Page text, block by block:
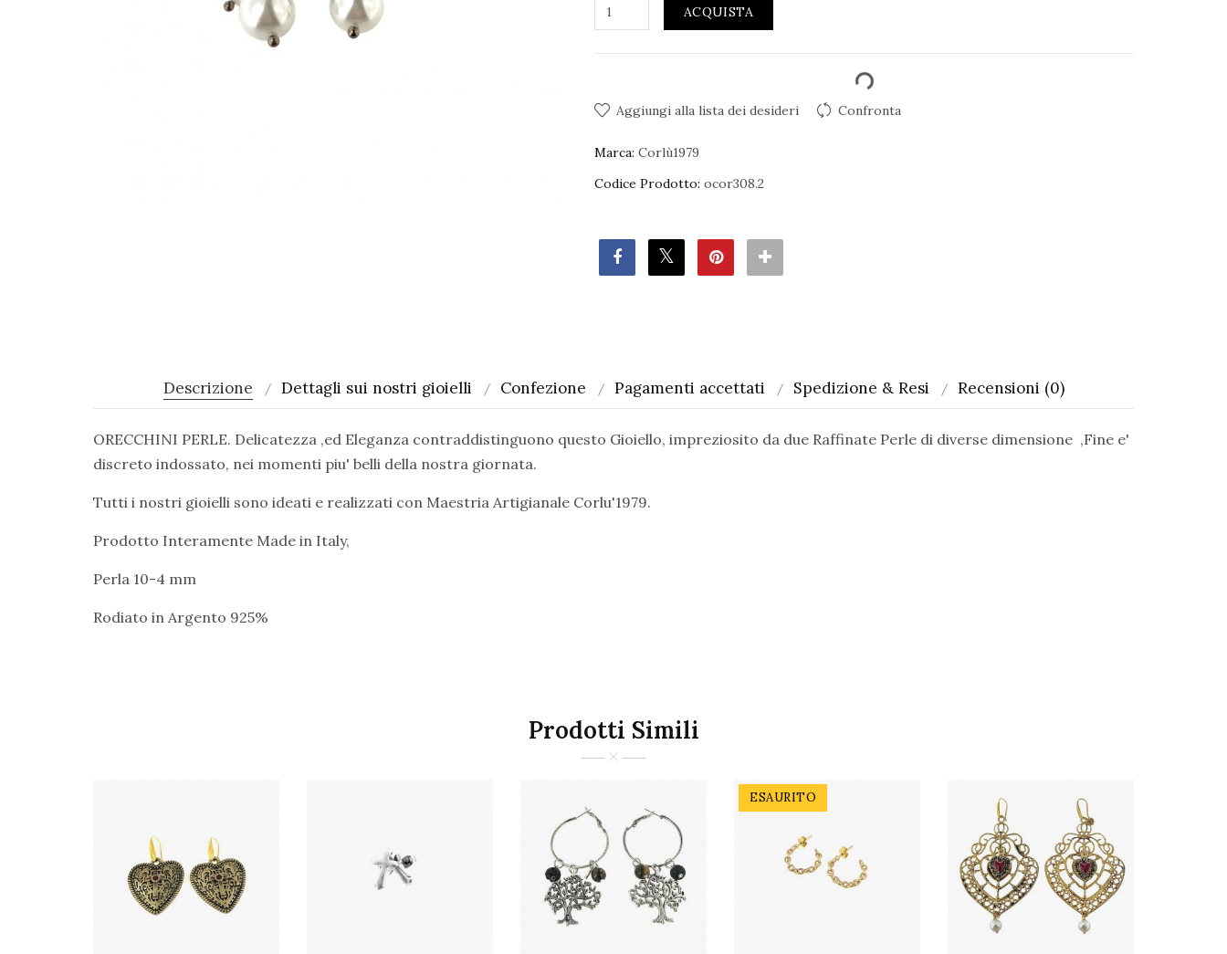
ACQUISTA
Aggiungi alla lista dei desideri Confronta
Marca: Corlù1979
Codice Prodotto: ocor308.2
Descrizione Dettagli sui nostri gioielli Confezione Pagamenti accettati Spedizione & Resi Recensioni (0)
ORECCHINI PERLE. Delicatezza ,ed Eleganza contraddistinguono questo Gioiello, impreziosito da due Raffinate Perle di diverse dimensione ,Fine e'
discreto indossato, nei momenti piu' belli della nostra giornata.
Tutti i nostri gioielli sono ideati e realizzati con Maestria Artigianale Corlu'1979.
Prodotto Interamente Made in Italy,
Perla 10-4 mm
Rodiato in Argento 925%
Prodotti Simili
ESAURITO